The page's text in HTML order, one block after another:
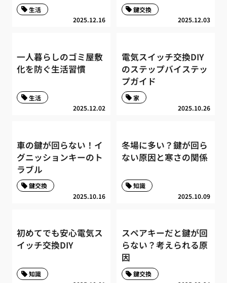
2025.12.16
生活
2025.12.03
鍵交換
一人暮らしのゴミ屋敷
化を防ぐ生活習慣
2025.12.02
生活
電気スイッチ交換DIY
のステップバイステッ
プガイド
2025.10.26
家
車の鍵が回らない！イ
グニッションキーのト
ラブル
2025.10.16
鍵交換
冬場に多い？鍵が回ら
ない原因と寒さの関係
2025.10.09
知識
初めてでも安心電気ス
イッチ交換DIY
知識
スペアキーだと鍵が回
らない？考えられる原
因
鍵交換